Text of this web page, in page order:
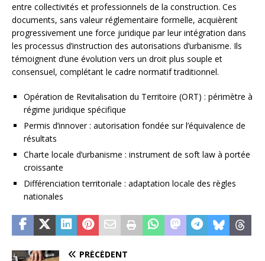
entre collectivités et professionnels de la construction. Ces
documents, sans valeur réglementaire formelle, acquièrent
progressivement une force juridique par leur intégration dans
les processus d’instruction des autorisations d’urbanisme. Ils
témoignent d’une évolution vers un droit plus souple et
consensuel, complétant le cadre normatif traditionnel.
Opération de Revitalisation du Territoire (ORT) : périmètre à
régime juridique spécifique
Permis d’innover : autorisation fondée sur l’équivalence de
résultats
Charte locale d’urbanisme : instrument de soft law à portée
croissante
Différenciation territoriale : adaptation locale des règles
nationales
PRÉCÉDENT